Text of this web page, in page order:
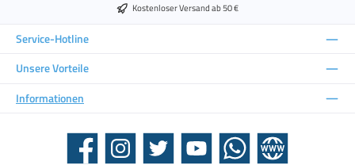
Kostenloser Versand ab 50 €
Service-Hotline
Unsere Vorteile
Informationen
Facebook Instagram Twitter YouTube WhatsApp Website